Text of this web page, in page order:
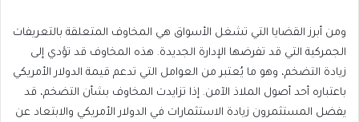
ومن أبرز القضايا التي تشغل الأسواق هي المخاوف المتعلقة بالتعريفات
الجمركية التي قد تفرضها الإدارة الجديدة. هذه المخاوف قد تؤدي إلى
زيادة التضخم، وهو ما يُعتبر من العوامل التي تدعم قيمة الدولار الأمريكي
باعتباره أحد أصول الملاذ الآمن. إذا تزايدت المخاوف بشأن التضخم، قد
يفضل المستثمرون زيادة الاستثمارات في الدولار الأمريكي والابتعاد عن